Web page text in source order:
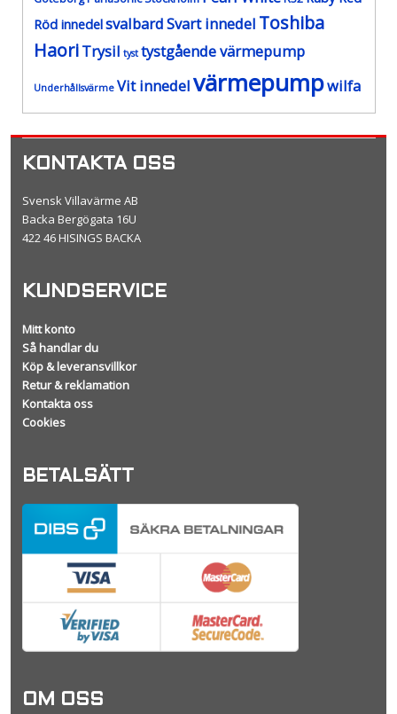
Röd innedelsvalbardSvart innedel Toshiba
HaoriTrysil tyst tystgående värmepump
Underhållsvärme Vit innedelvärmepumpwilfa
KONTAKTA OSS
Svensk Villavärme AB
Backa Bergögata 16U
422 46 HISINGS BACKA
KUNDSERVICE
Mitt konto
Så handlar du
Köp & leveransvillkor
Retur & reklamation
Kontakta oss
Cookies
BETALSÄTT
OM OSS